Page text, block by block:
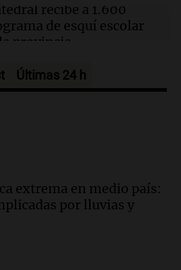
recibe a 1.600
de esquí escolar
provincia
busca unificar
Aires
de incendios en
del sol en Carlos Paz
Últimas 24 h
extrema en medio país:
por lluvias y